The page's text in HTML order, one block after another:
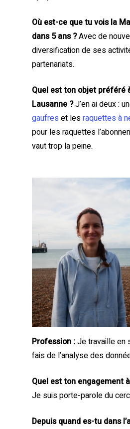
Où est-ce que tu vois la
dans 5 ans ?Avec de
diversification de ses
partenariats.
Quel est ton objet préféré
Lausanne ?J’en ai deux :
gaufres et lesraquettes à
pour les raquettes
vaut trop la peine.
Profession :Je travaille en
fais de l’analyse des
Quel est ton engagement
Je suis porte-parole du
Depuis quand es-tu dans